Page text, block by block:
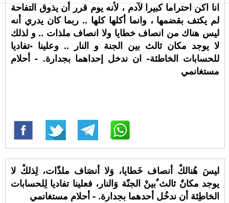
انا اكن احتراما كبيرا لآدم ، لأنه يوم قرر أن يذوق التفاحة
لم يكتف بقضمها ، وانما أكلها كلها .. ربما كان يدري أنه
ليس هناك من انصاف خطايا ولا انصاف ملذات .. و لذلك
لا يوجد مكان ثالث بين الجنة و النار .. وعلينا -تفاديا
للحسابات الخاطئة- ان ندخل إحداهما بجدارة. - أحلام
مستغانمي
ليسَ هُنالكْ أنصاف خَطايا، وَلا أنصَاف ملذّات، لِذلكْ لا
يوجد مكانٌ ثالث ٌبينْ الجنّة وَالنار، فعلينا تفاديا لِلحسابات
الخاطِئة أن ندخُل أحدهما بجدارة. - أحلام مستغانمي